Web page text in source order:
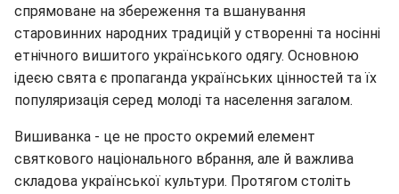
спрямоване на збереження та вшанування
старовинних народних традицій у створенні та носінні
етнічного вишитого українського одягу. Основною
ідеєю свята є пропаганда українських цінностей та їх
популяризація серед молоді та населення загалом.
Вишиванка - це не просто окремий елемент
святкового національного вбрання, але й важлива
складова української культури. Протягом століть